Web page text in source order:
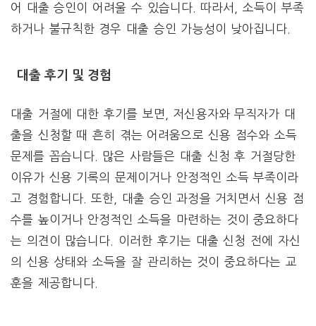
어 대출 승인이 어려울 수 있습니다. 따라서, 소득이 부족
하거나 불규칙한 경우 대출 승인 가능성이 낮아집니다.
대출 후기 및 경험
대출 거절에 대한 후기를 보면, 저신용자와 무직자가 대
출을 신청할 때 흔히 겪는 어려움으로 신용 점수와 소득
문제를 꼽습니다. 많은 사람들은 대출 신청 후 거절당한
이유가 신용 기록의 문제이거나 안정적인 소득 부족이라
고 경험합니다. 또한, 대출 승인 과정을 거치면서 신용 점
수를 높이거나 안정적인 소득을 마련하는 것이 중요하다
는 의견이 많습니다. 이러한 후기는 대출 신청 전에 자신
의 신용 상태와 소득을 잘 관리하는 것이 중요하다는 교
훈을 제공합니다.